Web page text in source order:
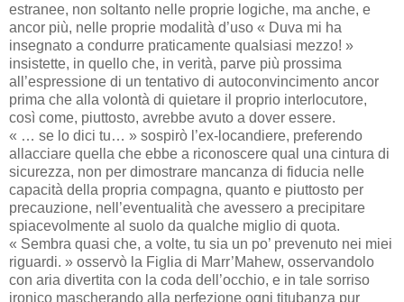
estranee, non soltanto nelle proprie logiche, ma anche, e
ancor più, nelle proprie modalità d’uso « Duva mi ha
insegnato a condurre praticamente qualsiasi mezzo! »
insistette, in quello che, in verità, parve più prossima
all’espressione di un tentativo di autoconvincimento ancor
prima che alla volontà di quietare il proprio interlocutore,
così come, piuttosto, avrebbe avuto a dover essere.
« … se lo dici tu… » sospirò l’ex-locandiere, preferendo
allacciare quella che ebbe a riconoscere qual una cintura di
sicurezza, non per dimostrare mancanza di fiducia nelle
capacità della propria compagna, quanto e piuttosto per
precauzione, nell’eventualità che avessero a precipitare
spiacevolmente al suolo da qualche miglio di quota.
« Sembra quasi che, a volte, tu sia un po’ prevenuto nei miei
riguardi. » osservò la Figlia di Marr’Mahew, osservandolo
con aria divertita con la coda dell’occhio, e in tale sorriso
ironico mascherando alla perfezione ogni titubanza pur